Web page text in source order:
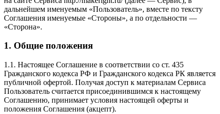
дальнейшем именуемым «Пользователь», вместе по тексту
Соглашения именуемые «Стороны», а по отдельности —
«Сторона».
1. Общие положения
1.1. Настоящее Соглашение в соответствии со ст. 435
Гражданского кодекса РФ и Гражданского кодекса РК является
публичной офертой. Получая доступ к материалам Сервиса
Пользователь считается присоединившимся к настоящему
Соглашению, принимает условия настоящей оферты и
положения Соглашения (акцепт).